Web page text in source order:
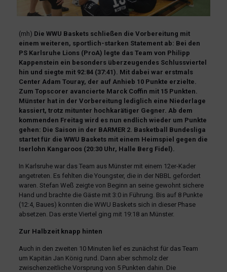
(mh) Die WWU Baskets schließen die Vorbereitung mit
einem weiteren, sportlich-starken Statement ab: Bei den
PS Karlsruhe Lions (ProA) legte das Team von Philipp
Kappenstein ein besonders überzeugendes Schlussviertel
hin und siegte mit 92:84 (37:41). Mit dabei war erstmals
Center Adam Touray, der auf Anhieb 10 Punkte erzielte.
Zum Topscorer avancierte Marck Coffin mit 15 Punkten.
Münster hat in der Vorbereitung lediglich eine Niederlage
kassiert, trotz mitunter hochkarätiger Gegner. Ab dem
kommenden Freitag wird es nun endlich wieder um Punkte
gehen: Die Saison in der BARMER 2. Basketball Bundesliga
startet für die WWU Baskets mit einem Heimspiel gegen die
Iserlohn Kangaroos (20:30 Uhr, Halle Berg Fidel).
In Karlsruhe war das Team aus Münster mit einem 12er-Kader
angetreten. Es fehlten die Youngster, die in der NBBL gefordert
waren. Stefan Weß zeigte von Beginn an seine gewohnt sichere
Hand und brachte die Gäste mit 3:0 in Führung. Bis auf 8 Punkte
(12:4, Baues) konnten die WWU Baskets sich in dieser Phase
absetzen. Das erste Viertel ging mit 19:18 an Münster.
Zur Halbzeit knapp hinten
Auch in den zweiten 10 Minuten lief es zunächst für das Team
um Kapitän Jan König rund. Dann aber schmolz der
zwischenzeitliche Vorsprung von 5 Punkten dahin. Die